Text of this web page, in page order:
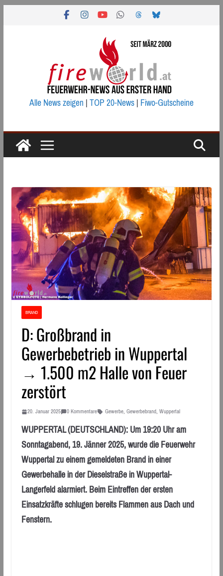
Alle News zeigen|TOP 20-News|Fiwo-Gutscheine
BRAND
D: Großbrand in
Gewerbebetrieb in Wuppertal
→ 1.500 m2 Halle von Feuer
zerstört
20. Januar 2025 0 Kommentare Gewerbe, Gewerbebrand, Wuppertal
WUPPERTAL (DEUTSCHLAND): Um 19:20 Uhr am
Sonntagabend, 19. Jänner 2025, wurde die Feuerwehr
Wuppertal zu einem gemeldeten Brand in einer
Gewerbehalle in der Dieselstraße in Wuppertal-
Langerfeld alarmiert. Beim Eintreffen der ersten
Einsatzkräfte schlugen bereits Flammen aus Dach und
Fenstern.